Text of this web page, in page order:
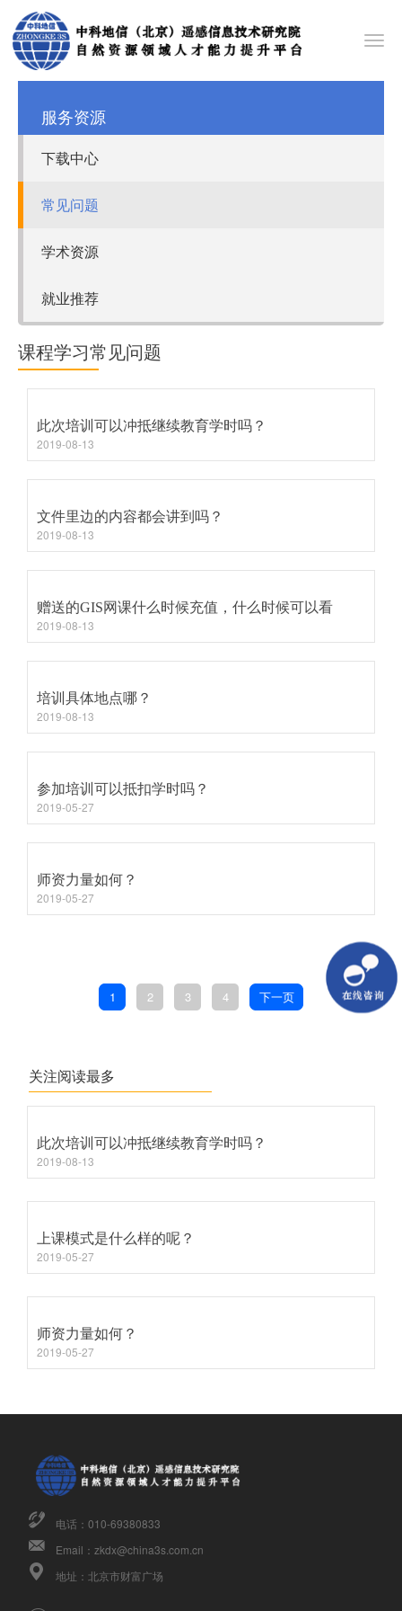
服务资源
下载中心
常见问题
学术资源
就业推荐
课程学习常见问题
此次培训可以冲抵继续教育学时吗？
2019-08-13
文件里边的内容都会讲到吗？
2019-08-13
赠送的GIS网课什么时候充值，什么时候可以看
2019-08-13
培训具体地点哪？
2019-08-13
参加培训可以抵扣学时吗？
2019-05-27
师资力量如何？
2019-05-27
1 2 3 4 下一页
关注阅读最多
此次培训可以冲抵继续教育学时吗？
2019-08-13
上课模式是什么样的呢？
2019-05-27
师资力量如何？
2019-05-27
电话：010-69380833
Email：zkdx@china3s.com.cn
地址：北京市财富广场